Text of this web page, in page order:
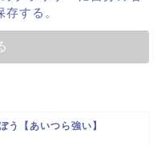
する。
う【あいつら強い】